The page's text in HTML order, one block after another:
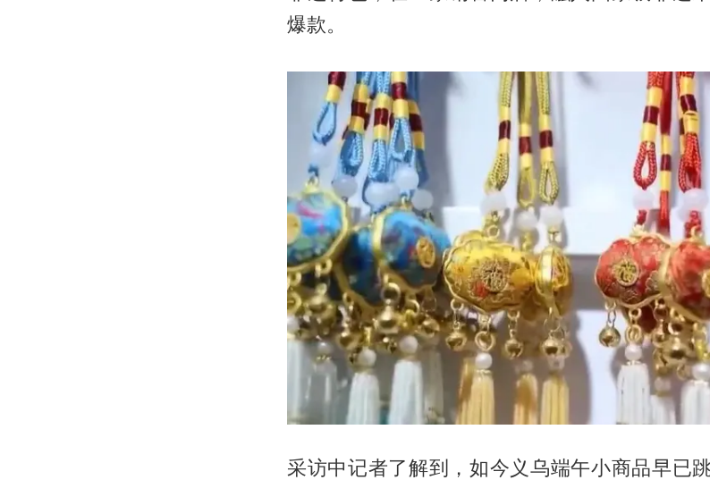
爆款。
采访中记者了解到，如今义乌端午小商品早已